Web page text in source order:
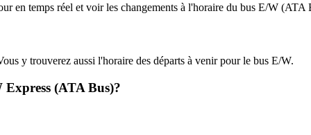
en temps réel et voir les changements à l'horaire du bus E/W (ATA
y trouverez aussi l'horaire des départs à venir pour le bus E/W.
(ATA Bus)?